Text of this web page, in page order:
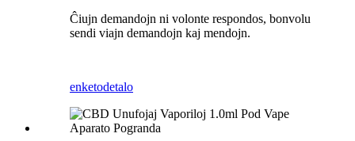
Ĉiujn demandojn ni volonte respondos, bonvolu
sendi viajn demandojn kaj mendojn.
enketodetalo